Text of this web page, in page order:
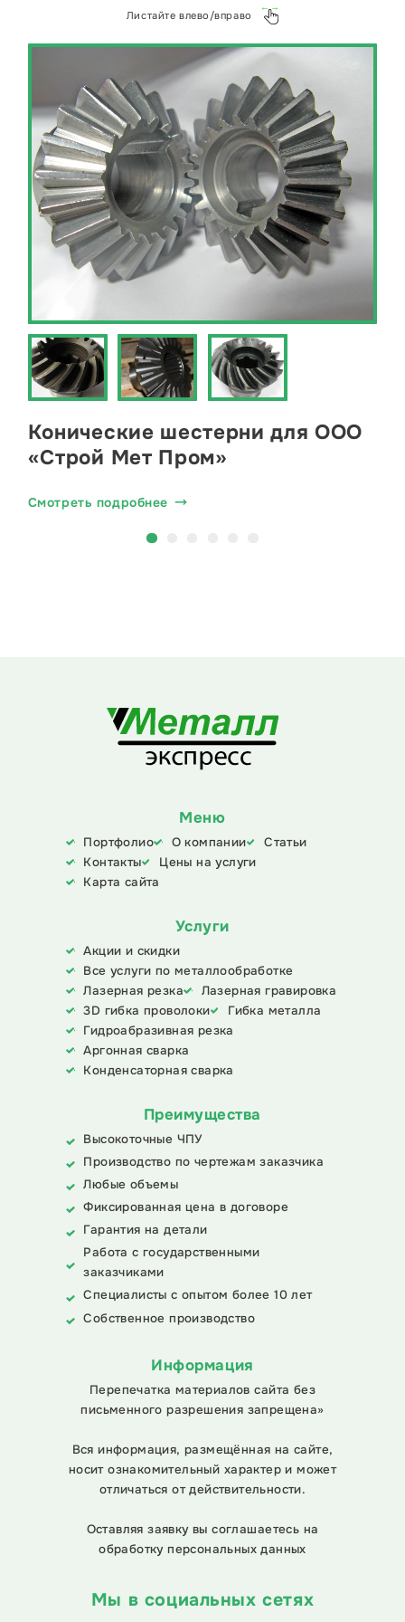
алюминия или задайте любой вопрос в наш
почту kp@металлэкспресс.рф.
Листайте влево/вправо
Конические шестерни для ООО
«Строй Мет Пром»
Смотреть подробнее
Мы в социальных сетях
Меню
Портфолио О компании
Статьи
Контакты
Цены на услуги
Карта сайта
Услуги
Акции и скидки
Все услуги по металлообработке
Лазерная резка
Лазерная гравировка
3D гибка проволоки
Гибка металла
Гидроабразивная резка
Аргонная сварка
Конденсаторная сварка
Преимущества
Высокоточные ЧПУ
Производство по чертежам заказчика
Любые объемы
Фиксированная цена в договоре
Гарантия на детали
Работа с государственными
заказчиками
Специалисты с опытом более 10 лет
Собственное производство
Информация
Перепечатка материалов сайта без
письменного разрешения запрещена»
Вся информация, размещённая на сайте,
носит ознакомительный характер и может
отличаться от действительности.
Оставляя заявку вы соглашаетесь на
обработку персональных данных